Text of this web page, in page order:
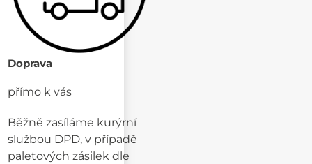
Doprava
přímo k vás
Běžně zasíláme kurýrní
službou DPD, v případě
paletových zásilek dle